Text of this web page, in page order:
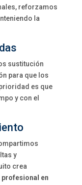
reforzamos
la
sustitución
para que los
es que
y con el
y
crea
profesional en